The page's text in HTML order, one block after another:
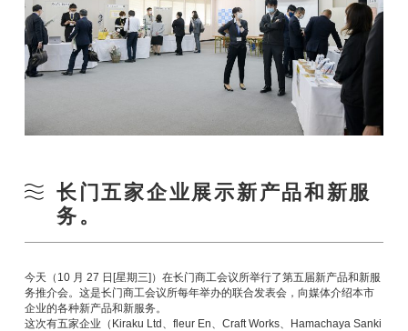
长门五家企业展示新产品和新服
务。
今天（10 月 27 日[星期三]）在长门商工会议所举行了第五届新产品和新服
务推介会。这是长门商工会议所每年举办的联合发表会，向媒体介绍本市
企业的各种新产品和新服务。
这次有五家企业（Kiraku Ltd、fleur En、Craft Works、Hamachaya Sanki